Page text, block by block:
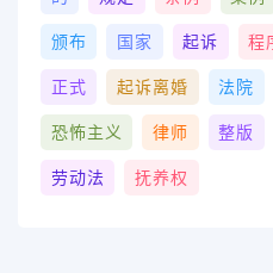
颁布 国家 起诉 程
正式 起诉离婚 法院
恐怖主义 律师 整版
劳动法 抚养权